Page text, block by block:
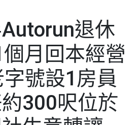
退休
月回本經營
號設1房員
300呎位於